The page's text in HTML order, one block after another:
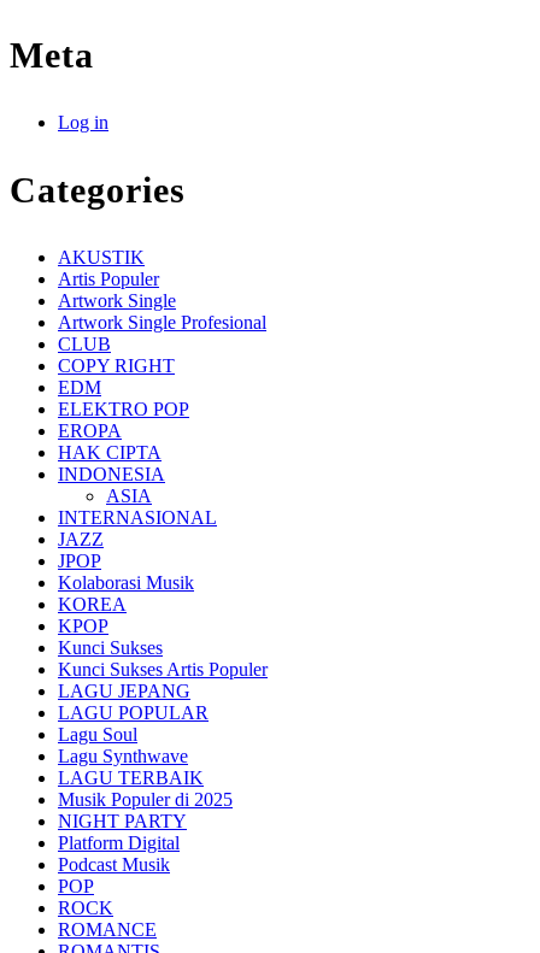
Meta
Log in
Categories
AKUSTIK
Artis Populer
Artwork Single
Artwork Single Profesional
CLUB
COPY RIGHT
EDM
ELEKTRO POP
EROPA
HAK CIPTA
INDONESIA
ASIA
INTERNASIONAL
JAZZ
JPOP
Kolaborasi Musik
KOREA
KPOP
Kunci Sukses
Kunci Sukses Artis Populer
LAGU JEPANG
LAGU POPULAR
Lagu Soul
Lagu Synthwave
LAGU TERBAIK
Musik Populer di 2025
NIGHT PARTY
Platform Digital
Podcast Musik
POP
ROCK
ROMANCE